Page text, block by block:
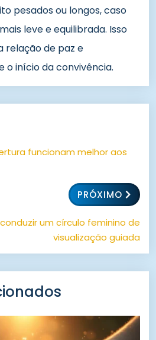
pesados ou longos, caso
leve e equilibrada. Isso
relação de paz e
o início da convivência.
funcionam melhor aos
PRÓXIMO
um círculo feminino de
visualização guiada